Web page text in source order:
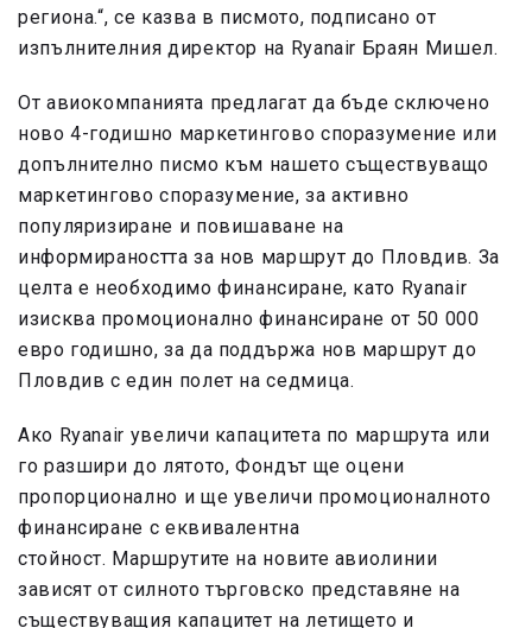
региона.“, се казва в писмото, подписано от
изпълнителния директор на Ryanair Браян Мишел.
От авиокомпанията предлагат да бъде сключено
ново 4-годишно маркетингово споразумение или
допълнително писмо към нашето съществуващо
маркетингово споразумение, за активно
популяризиране и повишаване на
информираността за нов маршрут до Пловдив. За
целта е необходимо финансиране, като Ryanair
изисква промоционално финансиране от 50 000
евро годишно, за да поддържа нов маршрут до
Пловдив с един полет на седмица.
Ако Ryanair увеличи капацитета по маршрута или
го разшири до лятото, Фондът ще оцени
пропорционално и ще увеличи промоционалното
финансиране с еквивалентна
стойност. Маршрутите на новите авиолинии
зависят от силното търговско представяне на
съществуващия капацитет на летището и